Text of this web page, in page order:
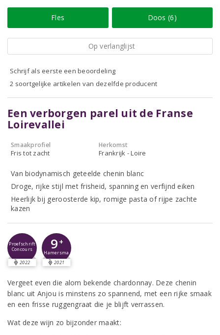
Fles Doos (6)
Op verlanglijst
Schrijf als eerste een beoordeling
2 soortgelijke artikelen van dezelfde producent
Een verborgen parel uit de Franse
Loirevallei
Smaakprofiel
Fris tot zacht
Herkomst
Frankrijk - Loire
Van biodynamisch geteelde chenin blanc
Droge, rijke stijl met frisheid, spanning en verfijnd eiken
Heerlijk bij geroosterde kip, romige pasta of rijpe zachte
kazen
Proefschrift
Concours
2022
9 +
Hamersma
2021
Vergeet even die alom bekende chardonnay. Deze chenin
blanc uit Anjou is minstens zo spannend, met een rijke smaak
en een frisse ruggengraat die je blijft verrassen.
Wat deze wijn zo bijzonder maakt: